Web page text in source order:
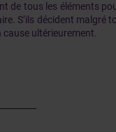
de tous les éléments
S’ils décident malgré
ultérieurement.